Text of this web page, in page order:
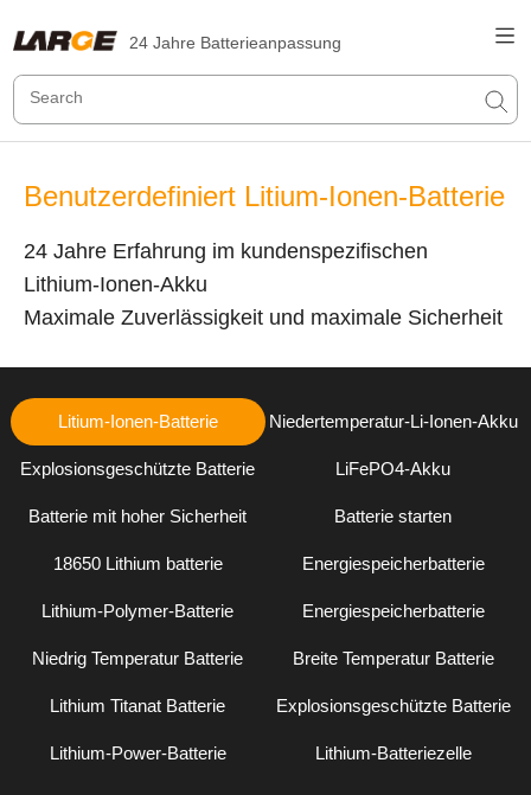
24 Jahre Batterieanpassung
Benutzerdefiniert Litium-Ionen-Batterie
24 Jahre Erfahrung im kundenspezifischen
Lithium-Ionen-Akku
Maximale Zuverlässigkeit und maximale Sicherheit
Litium-Ionen-Batterie Niedertemperatur-Li-Ionen-Akku
Explosionsgeschützte Batterie LiFePO4-Akku
Batterie mit hoher Sicherheit Batterie starten
18650 Lithium batterie Energiespeicherbatterie
Lithium-Polymer-Batterie Energiespeicherbatterie
Niedrig Temperatur Batterie Breite Temperatur Batterie
Lithium Titanat Batterie Explosionsgeschützte Batterie
Lithium-Power-Batterie Lithium-Batteriezelle